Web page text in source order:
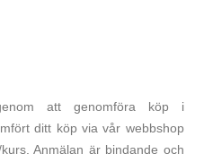
att genomföra köp i
ditt köp via vår webbshop
Anmälan är bindande och